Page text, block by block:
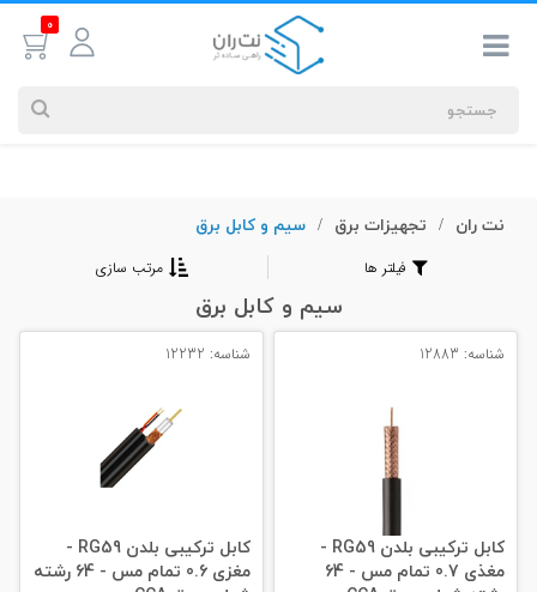
0
جستجوهای
بیشترین
#کابل شبکه نگزنس
نت ران / تجهیزات برق / سیم و کابل برق
فیلتر ها مرتب سازی
سیم و کابل برق
شناسه: 12883
کابل ترکیبی بلدن RG59 -
مغذی 0.7 تمام مس - 64
شناسه: 12232
کابل ترکیبی بلدن RG59 -
مغزی 0.6 تمام مس - 64 رشته